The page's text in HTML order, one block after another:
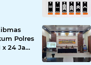
Polres
24 Jam